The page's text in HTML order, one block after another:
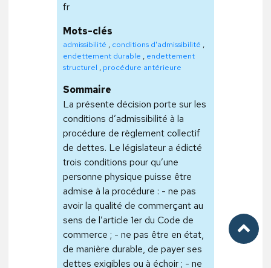
fr
Mots-clés
admissibilité , conditions d'admissibilité ,
endettement durable , endettement
structurel , procédure antérieure
Sommaire
La présente décision porte sur les
conditions d’admissibilité à la
procédure de règlement collectif
de dettes. Le législateur a édicté
trois conditions pour qu’une
personne physique puisse être
admise à la procédure : - ne pas
avoir la qualité de commerçant au
sens de l’article 1er du Code de
commerce ; - ne pas être en état,
de manière durable, de payer ses
dettes exigibles ou à échoir ; - ne